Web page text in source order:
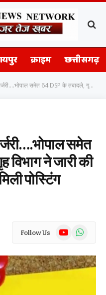
क्राइम छत्तीसगढ़
DSP के तबादले, गृह विभाग ने जारी की लिस्ट; जानें किसे कहां मिली पोस्टिंग
समेत
ने जारी की
पोस्टिंग
Follow Us YouTubeWhatsApp